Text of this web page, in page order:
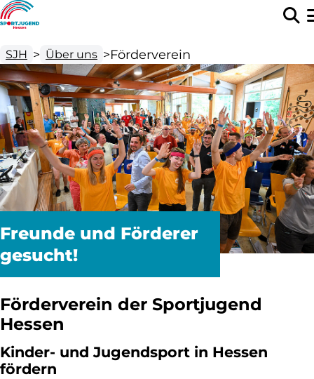
SJH > Über uns >Förderverein
Freunde und Förderer
gesucht!
Förderverein der Sportjugend
Hessen
Kinder- und Jugendsport in Hessen
fördern